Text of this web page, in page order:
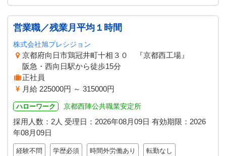
営業職／残業月平均１時間
株式会社旭プレシジョン
京都府向日市鶏冠井町十相３０ 『京都西工場』
阪急・西向日駅から徒歩15分
正社員
月給 225000円 ～ 315000円
ハローワーク 京都西陣公共職業安定所
採用人数：2人 受理日： 2026年08月09日 有効期限： 2026
年08月09日
経験不問 学歴必須 時間外労働あり 転勤なし